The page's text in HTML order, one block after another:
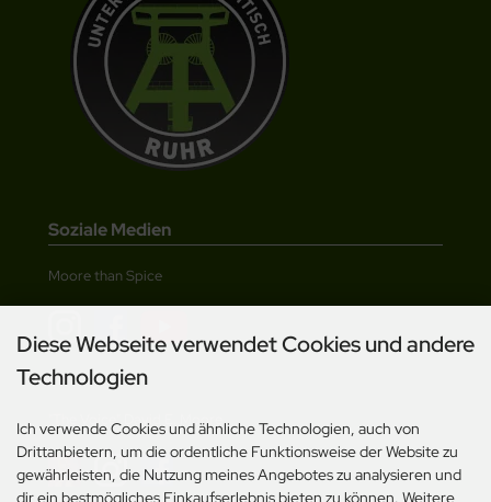
Soziale Medien
Moore than Spice
"The Voice" David E. Moore
Diese Webseite verwendet Cookies und andere
Technologien
Ich verwende Cookies und ähnliche Technologien, auch von
Drittanbietern, um die ordentliche Funktionsweise der Website zu
gewährleisten, die Nutzung meines Angebotes zu analysieren und
dir ein bestmögliches Einkaufserlebnis bieten zu können. Weitere